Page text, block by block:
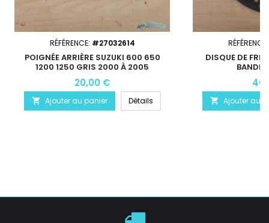
RÉFÉRENCE: #27032614
POIGNÉE ARRIÈRE SUZUKI 600 650
1200 1250 GRIS 2000 À 2005
20,00 €
 Ajouter au panier Détails
DISQUE DE
 Ajouter au